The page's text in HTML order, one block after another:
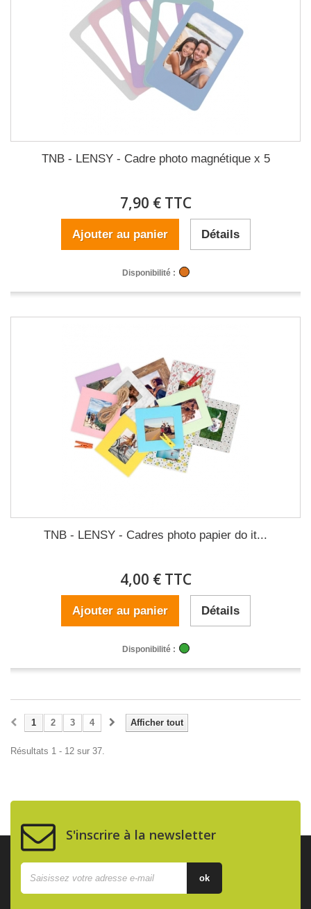
TNB - LENSY - Cadre photo magnétique x 5
7,90 € TTC
Ajouter au panier Détails
Disponibilité :
TNB - LENSY - Cadres photo papier do it...
4,00 € TTC
Ajouter au panier Détails
Disponibilité :
Afficher tout
1 2 3 4
Résultats 1 - 12 sur 37.
S'inscrire à la newsletter
ok